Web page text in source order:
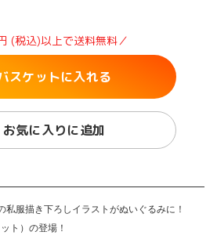
(税込)以上で送料無料／
スケットに入れる
お気に入りに追加
私服描き下ろしイラストがぬいぐるみに！
ト）の登場！